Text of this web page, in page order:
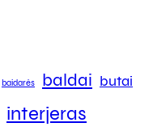
baidarės baldai butai
interjeras